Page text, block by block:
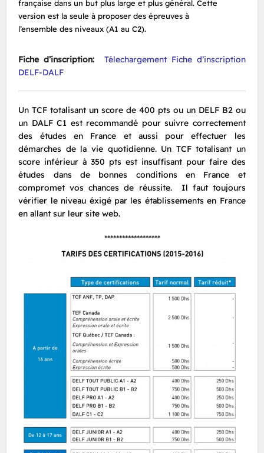
française dans un but plus large et plus général. Cette
version est la seule à proposer des épreuves à
l’ensemble des niveaux (A1 au C2).
Fiche d’inscription:
Télechargement Fiche d’inscription
DELF-DALF
Un TCF totalisant un score de 400 pts ou un DELF B2 ou
un DALF C1 est recommandé pour suivre correctement
des études en France et aussi pour effectuer les
démarches de la vie quotidienne. Un TCF totalisant un
score inférieur à 350 pts est insuffisant pour faire des
études dans de bonnes conditions en France et
compromet vos chances de réussite. Il faut toujours
vérifier le niveau éxigé par les établissements en France
en allant sur leur site web.
*******************